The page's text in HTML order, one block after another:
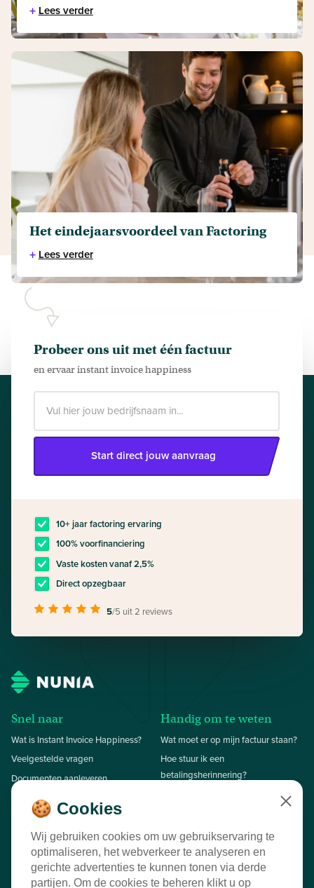
+ Lees verder
Het eindejaarsvoordeel van Factoring
+ Lees verder
Probeer ons uit met één factuur
en ervaar instant invoice happiness
Start direct jouw aanvraag
10+ jaar factoring ervaring
100% voorfinanciering
Vaste kosten vanaf 2,5%
Direct opzegbaar
5/5 uit 2 reviews
Snel naar
Wat is Instant Invoice Happiness?
Veelgestelde vragen
Documenten aanleveren
Onze succesverhalen
Handig om te weten
Wat moet er op mijn factuur staan?
Hoe stuur ik een
betalingsherinnering?
Contact
Oostplein 416
3061 CH Rotterdam
T 010 70 09 721
E info@nunia.nl
🍪 Cookies
Wij gebruiken cookies om uw gebruikservaring te
optimaliseren, het webverkeer te analyseren en
gerichte advertenties te kunnen tonen via derde
partijen. Om de cookies te beheren klikt u op
Close